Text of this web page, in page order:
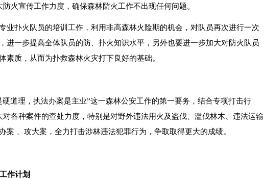
火宣传工作力度，确保森林防火工作不出现任何问题。
业扑火队员的培训工作，利用非高森林火险期的机会，对队员再次进行一次
进一步提高全体队员的防、扑火知识水平，另外也要进一步加大对防火队员
素质，从而为扑救森林火灾打下良好的基础。
道理，执法办案是主业”这一森林公安工作的第一要务，结合专项打击行
各种案件的查处力度，特别是对野外违法用火及盗伐、滥伐林木、违法运输
案 、攻大案，全力打击涉林违法犯罪行为，争取取得更大的成绩。
作计划